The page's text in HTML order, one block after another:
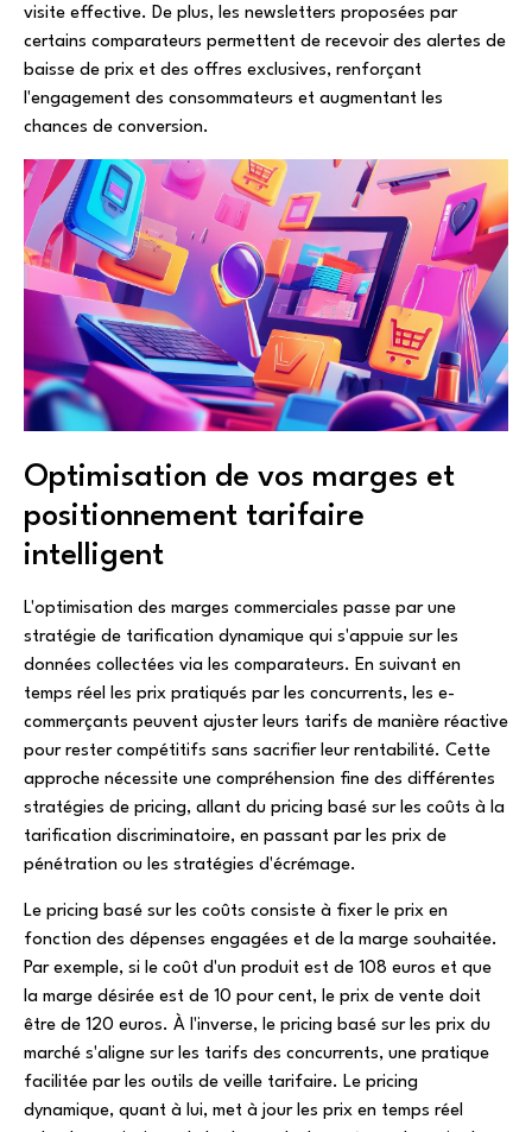
visite effective. De plus, les newsletters proposées par
certains comparateurs permettent de recevoir des alertes de
baisse de prix et des offres exclusives, renforçant
l'engagement des consommateurs et augmentant les
chances de conversion.
Optimisation de vos marges et
positionnement tarifaire
intelligent
L'optimisation des marges commerciales passe par une
stratégie de tarification dynamique qui s'appuie sur les
données collectées via les comparateurs. En suivant en
temps réel les prix pratiqués par les concurrents, les e-
commerçants peuvent ajuster leurs tarifs de manière réactive
pour rester compétitifs sans sacrifier leur rentabilité. Cette
approche nécessite une compréhension fine des différentes
stratégies de pricing, allant du pricing basé sur les coûts à la
tarification discriminatoire, en passant par les prix de
pénétration ou les stratégies d'écrémage.
Le pricing basé sur les coûts consiste à fixer le prix en
fonction des dépenses engagées et de la marge souhaitée.
Par exemple, si le coût d'un produit est de 108 euros et que
la marge désirée est de 10 pour cent, le prix de vente doit
être de 120 euros. À l'inverse, le pricing basé sur les prix du
marché s'aligne sur les tarifs des concurrents, une pratique
facilitée par les outils de veille tarifaire. Le pricing
dynamique, quant à lui, met à jour les prix en temps réel